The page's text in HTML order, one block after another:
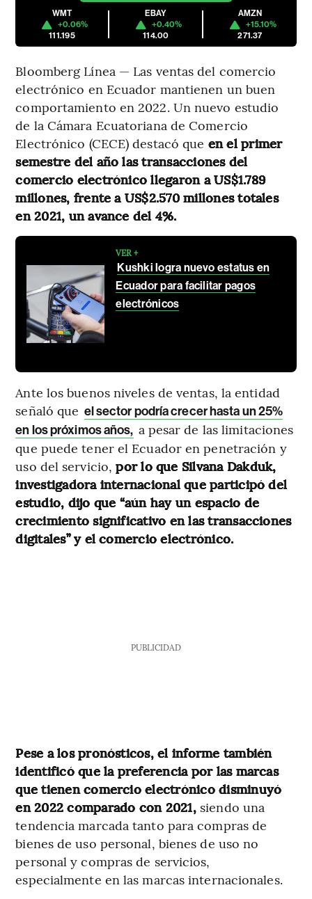
WMT
+0.06%
111.195
EBAY
+0.40%
114.00
AMZN
+15.10%
271.37
Bloomberg Línea — Las ventas del comercio
electrónico en Ecuador mantienen un buen
comportamiento en 2022. Un nuevo estudio
de la Cámara Ecuatoriana de Comercio
Electrónico (CECE) destacó que en el primer
semestre del año las transacciones del
comercio electrónico llegaron a US$1.789
millones, frente a US$2.570 millones totales
en 2021, un avance del 4%.
VER +
Kushki logra nuevo estatus en
Ecuador para facilitar pagos
electrónicos
Ante los buenos niveles de ventas, la entidad
señaló que el sector podría crecer hasta un 25%
en los próximos años, a pesar de las limitaciones
que puede tener el Ecuador en penetración y
uso del servicio, por lo que Silvana Dakduk,
investigadora internacional que participó del
estudio, dijo que “aún hay un espacio de
crecimiento significativo en las transacciones
digitales” y el comercio electrónico.
PUBLICIDAD
Pese a los pronósticos, el informe también
identificó que la preferencia por las marcas
que tienen comercio electrónico disminuyó
en 2022 comparado con 2021, siendo una
tendencia marcada tanto para compras de
bienes de uso personal, bienes de uso no
personal y compras de servicios,
especialmente en las marcas internacionales.